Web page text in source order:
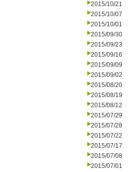
2015/10/21
2015/10/07
2015/10/01
2015/09/30
2015/09/23
2015/09/16
2015/09/09
2015/09/02
2015/08/20
2015/08/19
2015/08/12
2015/07/29
2015/07/28
2015/07/22
2015/07/17
2015/07/08
2015/07/01